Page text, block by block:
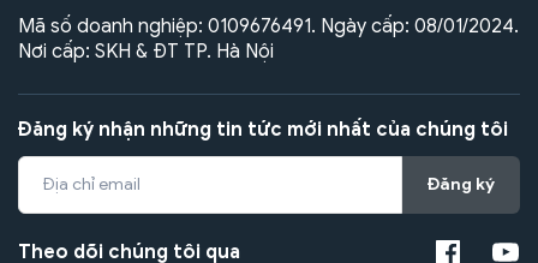
Mã số doanh nghiệp: 0109676491. Ngày cấp: 08/01/2024.
Nơi cấp: SKH & ĐT TP. Hà Nội
Đăng ký nhận những tin tức mới nhất của chúng tôi
Đăng ký
Theo dõi chúng tôi qua